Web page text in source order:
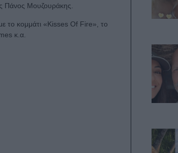
Πάνος Μουζουράκης.
το κομμάτι «Kisses Of Fire», το
κ.α.